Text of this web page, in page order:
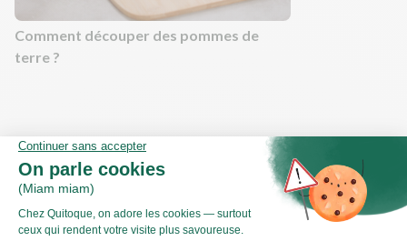
Comment découper des pommes de
terre ?
Valeurs nutritionnelles
Par personne Pour 100g